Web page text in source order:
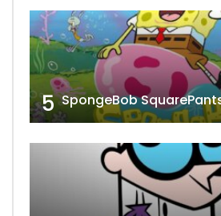
5 SpongeBob